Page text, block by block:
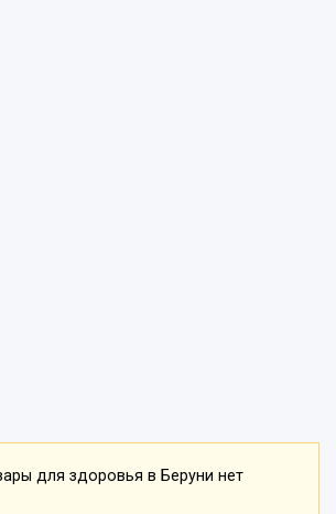
для здоровья в Беруни нет